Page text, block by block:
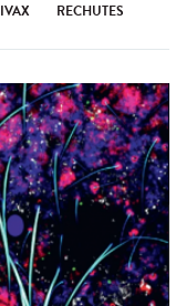
RECHUTES